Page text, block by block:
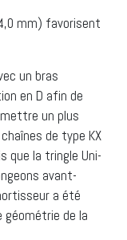
mm) favorisent
un bras
en D afin de
un plus
de type KX
que la tringle Uni-
avant-
a été
géométrie de la